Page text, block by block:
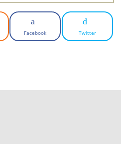
Facebook Twitter